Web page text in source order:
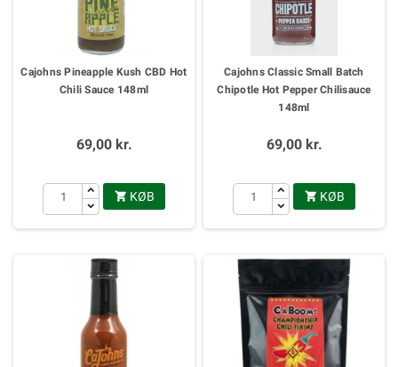
Cajohns Pineapple Kush CBD Hot
Chili Sauce 148ml
69,00 kr.
 KØB
Cajohns Classic Small Batch
Chipotle Hot Pepper Chilisauce
148ml
69,00 kr.
 KØB